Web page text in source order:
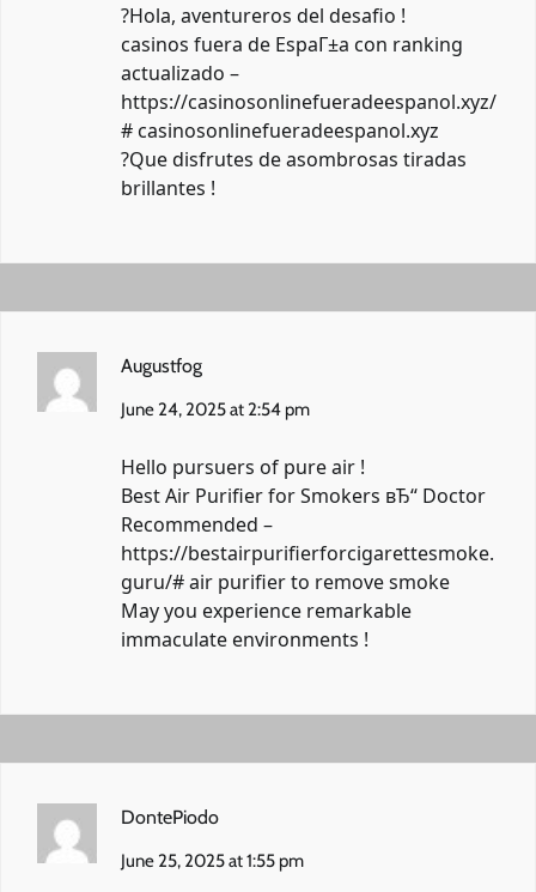
?Hola, aventureros del desafio !
casinos fuera de EspaГ±a con ranking
actualizado –
https://casinosonlinefueradeespanol.xyz/
#casinosonlinefueradeespanol.xyz
?Que disfrutes de asombrosas tiradas
brillantes !
Augustfog
June 24, 2025 at 2:54 pm
Hello pursuers of pure air !
Best Air Purifier for Smokers вЂ“ Doctor
Recommended –
https://bestairpurifierforcigarettesmoke.
guru/#air purifier to remove smoke
May you experience remarkable
immaculate environments !
DontePiodo
June 25, 2025 at 1:55 pm